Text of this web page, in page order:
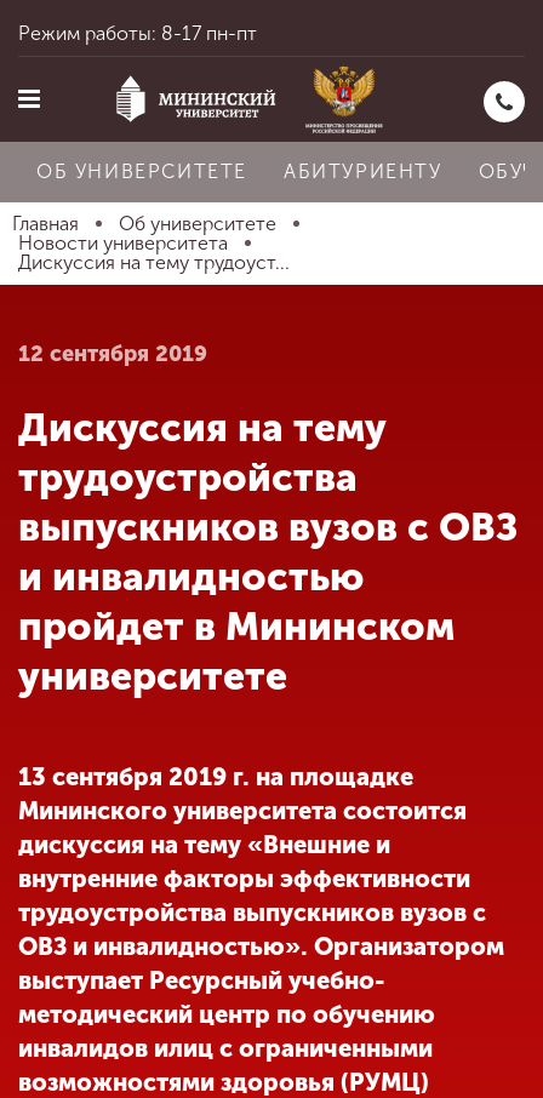
Главная
Абитуриенту
Обучение
Наука
Другие виды
деятельности
Студенческая жизнь
Сведения об
образовательной
организации
Режим работы: 8-17 пн-пт
ОБ УНИВЕРСИТЕТЕ АБИТУРИЕНТУ
Главная
Об университете
Новости университета
Дискуссия на тему трудоуст...
12 сентября 2019
Дискуссия на тему
трудоустройства
выпускников вузов с ОВЗ
и инвалидностью
пройдет в Мининском
университете
13 сентября 2019 г. на площадке
Мининского университета состоится
дискуссия на тему «Внешние и
внутренние факторы эффективности
трудоустройства выпускников вузов с
ОВЗ и инвалидностью». Организатором
выступает Ресурсный учебно-
методический центр по обучению
инвалидов илиц с ограниченными
возможностями здоровья (РУМЦ)